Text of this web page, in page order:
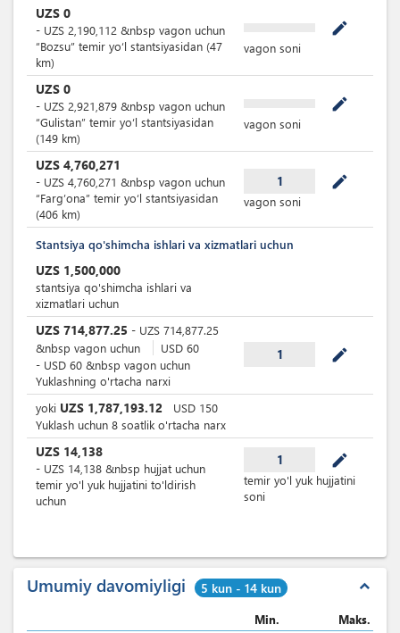
UZS 0
- UZS 2,190,112 &nbsp vagon uchun
“Bozsu” temir yoʻl stantsiyasidan (47
km)
mode_edit
vagon soni
UZS 0
- UZS 2,921,879 &nbsp vagon uchun
“Gulistan” temir yoʻl stantsiyasidan
(149 km)
mode_edit
vagon soni
UZS 4,760,271
- UZS 4,760,271 &nbsp vagon uchun
“Farg’ona” temir yoʻl stantsiyasidan
(406 km)
1 mode_edit
vagon soni
Stantsiya qo'shimcha ishlari va xizmatlari uchun
UZS 1,500,000
stantsiya qo'shimcha ishlari va
xizmatlari uchun
UZS 714,877.25 - UZS 714,877.25
&nbsp vagon uchun USD 60
- USD 60 &nbsp vagon uchun
Yuklashning o'rtacha narxi
1 mode_edit
yoki UZS 1,787,193.12 USD 150
Yuklash uchun 8 soatlik o'rtacha narx
UZS 14,138
- UZS 14,138 &nbsp hujjat uchun
temir yo'l yuk hujjatini to'ldirish
uchun
1 mode_edit
temir yo'l yuk hujjatini
soni
Umumiy davomiyligi 5 kun - 14 kun expand_less
Min.
Maks.